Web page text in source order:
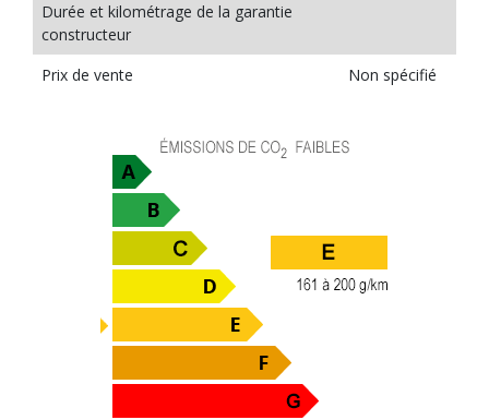
Durée et kilométrage de la garantie
constructeur
Prix de vente
Non spécifié